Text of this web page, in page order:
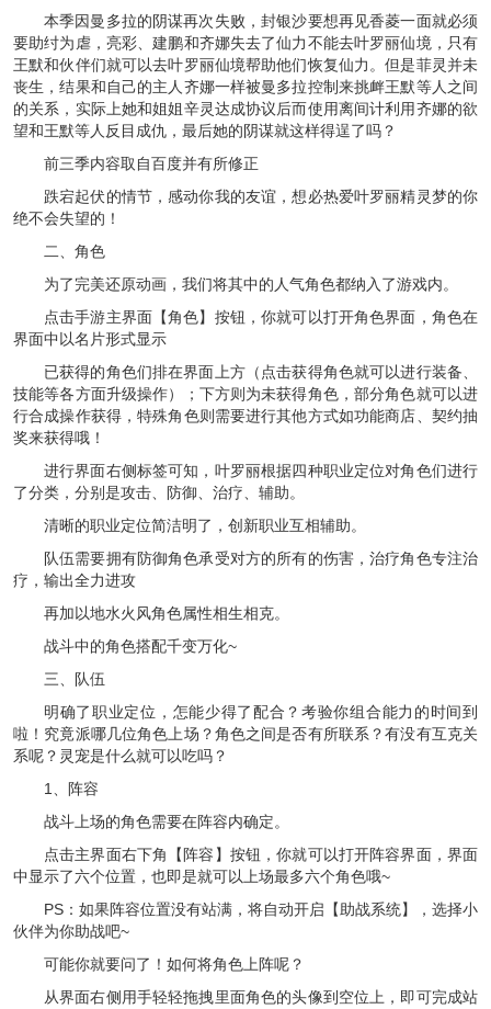
本季因曼多拉的阴谋再次失败，封银沙要想再见香菱一面就必须
要助纣为虐，亮彩、建鹏和齐娜失去了仙力不能去叶罗丽仙境，只有
王默和伙伴们就可以去叶罗丽仙境帮助他们恢复仙力。但是菲灵并未
丧生，结果和自己的主人齐娜一样被曼多拉控制来挑衅王默等人之间
的关系，实际上她和姐姐辛灵达成协议后而使用离间计利用齐娜的欲
望和王默等人反目成仇，最后她的阴谋就这样得逞了吗？
前三季内容取自百度并有所修正
跌宕起伏的情节，感动你我的友谊，想必热爱叶罗丽精灵梦的你
绝不会失望的！
二、角色
为了完美还原动画，我们将其中的人气角色都纳入了游戏内。
点击手游主界面【角色】按钮，你就可以打开角色界面，角色在
界面中以名片形式显示
已获得的角色们排在界面上方（点击获得角色就可以进行装备、
技能等各方面升级操作）；下方则为未获得角色，部分角色就可以进
行合成操作获得，特殊角色则需要进行其他方式如功能商店、契约抽
奖来获得哦！
进行界面右侧标签可知，叶罗丽根据四种职业定位对角色们进行
了分类，分别是攻击、防御、治疗、辅助。
清晰的职业定位简洁明了，创新职业互相辅助。
队伍需要拥有防御角色承受对方的所有的伤害，治疗角色专注治
疗，输出全力进攻
再加以地水火风角色属性相生相克。
战斗中的角色搭配千变万化~
三、队伍
明确了职业定位，怎能少得了配合？考验你组合能力的时间到
啦！究竟派哪几位角色上场？角色之间是否有所联系？有没有互克关
系呢？灵宠是什么就可以吃吗？
1、阵容
战斗上场的角色需要在阵容内确定。
点击主界面右下角【阵容】按钮，你就可以打开阵容界面，界面
中显示了六个位置，也即是就可以上场最多六个角色哦~
PS：如果阵容位置没有站满，将自动开启【助战系统】，选择小
伙伴为你助战吧~
可能你就要问了！如何将角色上阵呢？
从界面右侧用手轻轻拖拽里面角色的头像到空位上，即可完成站